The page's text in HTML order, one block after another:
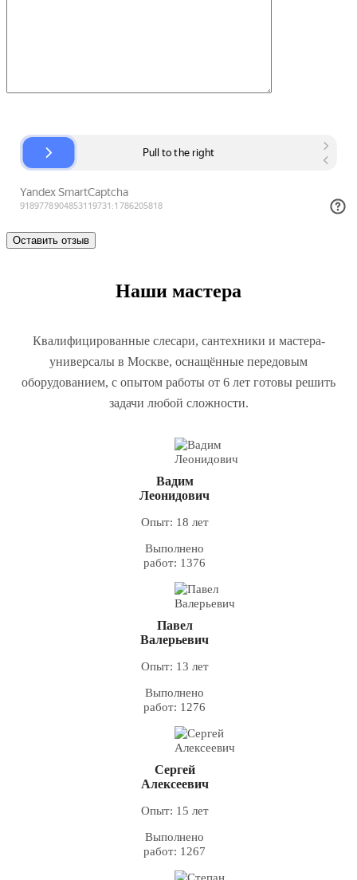
Наши мастера
Квалифицированные слесари, сантехники и мастера-
универсалы в Москве, оснащённые передовым
оборудованием, с опытом работы от 6 лет готовы решить
задачи любой сложности.
Вадим
Леонидович
Опыт: 18 лет
Выполнено
работ: 1376
Павел
Валерьевич
Опыт: 13 лет
Выполнено
работ: 1276
Сергей
Алексеевич
Опыт: 15 лет
Выполнено
работ: 1267